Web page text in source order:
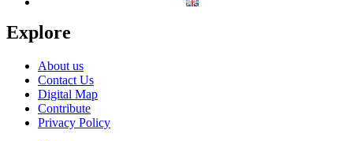
Explore
About us
Contact Us
Digital Map
Contribute
Privacy Policy